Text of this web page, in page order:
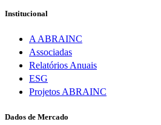
Institucional
A ABRAINC
Associadas
Relatórios Anuais
ESG
Projetos ABRAINC
Dados de Mercado